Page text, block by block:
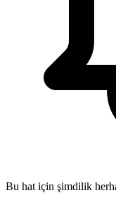
Bu hat için şimdilik